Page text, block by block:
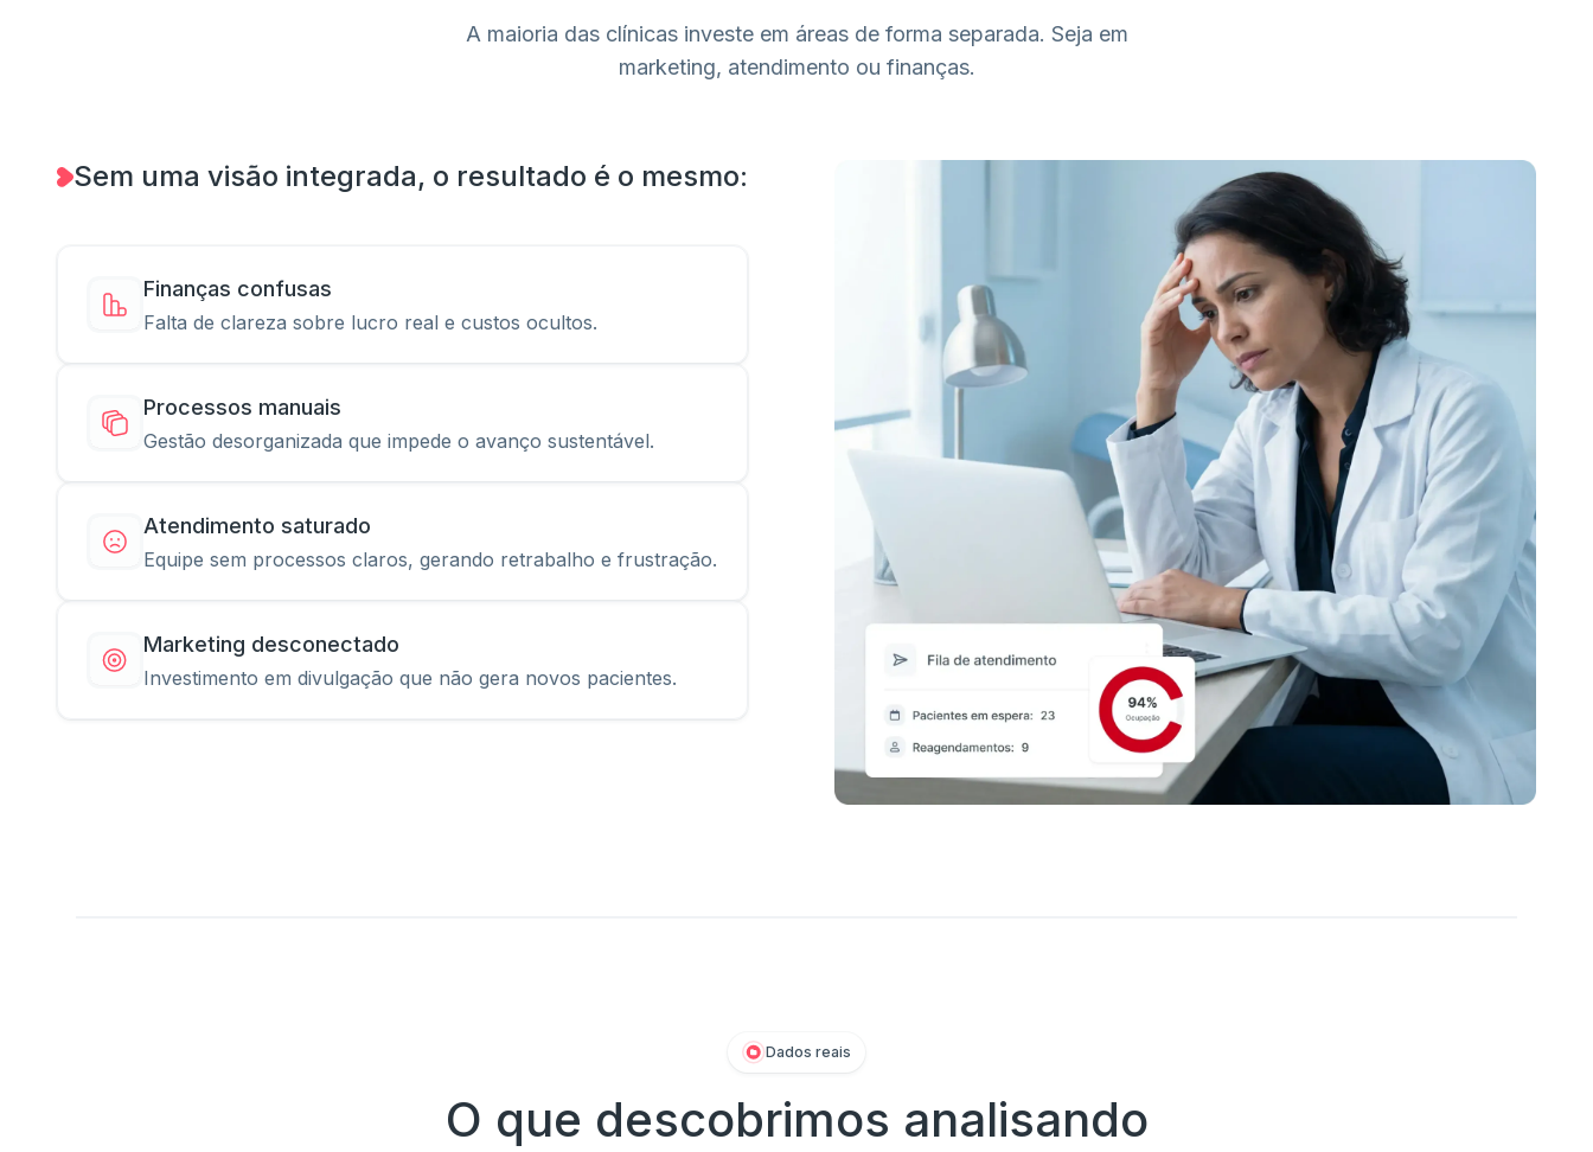
A maioria das clínicas investe em áreas de forma separada. Seja em
marketing, atendimento ou finanças.
Sem uma visão integrada, o resultado é o mesmo:
Finanças confusas
Falta de clareza sobre lucro real e custos ocultos.
Processos manuais
Gestão desorganizada que impede o avanço sustentável.
Atendimento saturado
Equipe sem processos claros, gerando retrabalho e frustração.
Marketing desconectado
Investimento em divulgação que não gera novos pacientes.
Dados reais
O que descobrimos analisando